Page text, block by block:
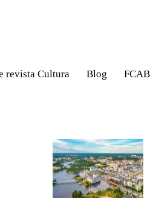
revista Cultura Blog FCAB